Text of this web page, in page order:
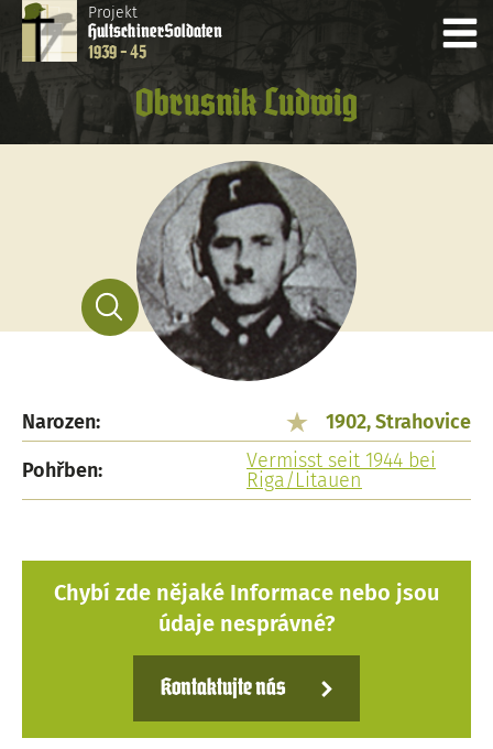
Projekt
HultschinerSoldaten
1939 - 45
Obrusnik Ludwig
Narozen:
1902, Strahovice
Pohřben:
Vermisst seit 1944 bei
Riga/Litauen
Chybí zde nějaké Informace nebo jsou
údaje nesprávné?
Kontaktujte nás